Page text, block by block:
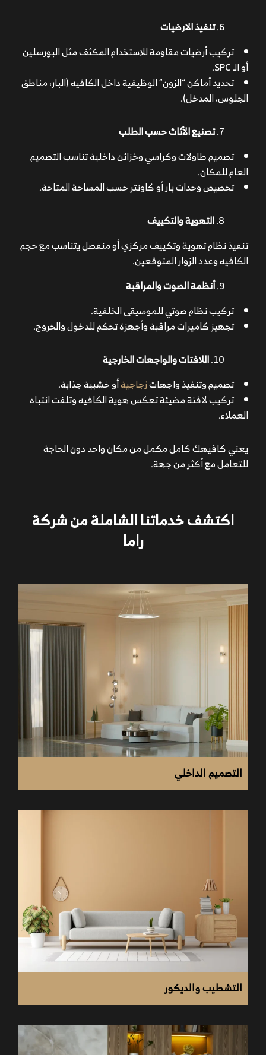
تنفيذ الارضيات
تركيب أرضيات مقاومة للاستخدام المكثف مثل البورسلين
أو الـ SPC.
تحديد أماكن “الزون” الوظيفية داخل الكافيه (البار، مناطق
الجلوس، المدخل).
تصنيع الأثاث حسب الطلب
تصميم طاولات وكراسي وخزائن داخلية تناسب التصميم
العام للمكان.
تخصيص وحدات بار أو كاونتر حسب المساحة المتاحة.
التهوية والتكييف
تنفيذ نظام تهوية وتكييف مركزي أو منفصل يتناسب مع حجم
الكافيه وعدد الزوار المتوقعين.
أنظمة الصوت والمراقبة
تركيب نظام صوتي للموسيقى الخلفية.
تجهيز كاميرات مراقبة وأجهزة تحكم للدخول والخروج.
اللافتات والواجهات الخارجية
تصميم وتنفيذ واجهاتزجاجيةأو خشبية جذابة.
تركيب لافتة مضيئة تعكس هوية الكافيه وتلفت انتباه
العملاء.
يعني كافيهك كامل مكمل من مكان واحد دون الحاجة
للتعامل مع أكثر من جهة.
الكراسي والطاولات بتصميمات هندسية نظيفة وخطوط
واضحة.
توزيع الأثاث بشكل يحقق الراحة وسلاسة الحركة.
تقييم حالة الأرضية، الجدران، البنية التحتية، ومدى جاهزية
تصميم مسارات الحركة (موظفين + عملاء).
توزيع أماكن الجلوس، البار، الكاشير، الحمامات، مناطق
اختيار ألوان، خامات، نوعية الأرضيات، ديكور الحوائط،
الأسقف، الإضاءة.
إعداد تصور ثلاثي الأبعاد (3D) يعرض الشكل النهائي
للمكان.
اكتشف خدماتنا الشاملة من شركة
راما
التصميم الداخلي
التشطيب والديكور